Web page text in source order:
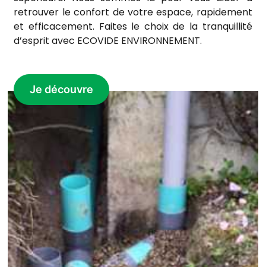
retrouver le confort de votre espace, rapidement
et efficacement. Faites le choix de la tranquillité
d’esprit avec ECOVIDE ENVIRONNEMENT.
Je découvre